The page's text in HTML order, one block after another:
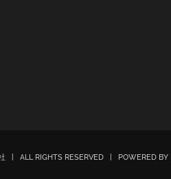
| ALL RIGHTS RESERVED | POWERED BY